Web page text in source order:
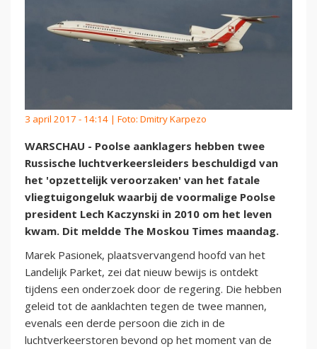
3 april 2017 - 14:14 | Foto: Dmitry Karpezo
WARSCHAU - Poolse aanklagers hebben twee
Russische luchtverkeersleiders beschuldigd van
het 'opzettelijk veroorzaken' van het fatale
vliegtuigongeluk waarbij de voormalige Poolse
president Lech Kaczynski in 2010 om het leven
kwam. Dit meldde The Moskou Times maandag.
Marek Pasionek, plaatsvervangend hoofd van het
Landelijk Parket, zei dat nieuw bewijs is ontdekt
tijdens een onderzoek door de regering. Die hebben
geleid tot de aanklachten tegen de twee mannen,
evenals een derde persoon die zich in de
luchtverkeerstoren bevond op het moment van de